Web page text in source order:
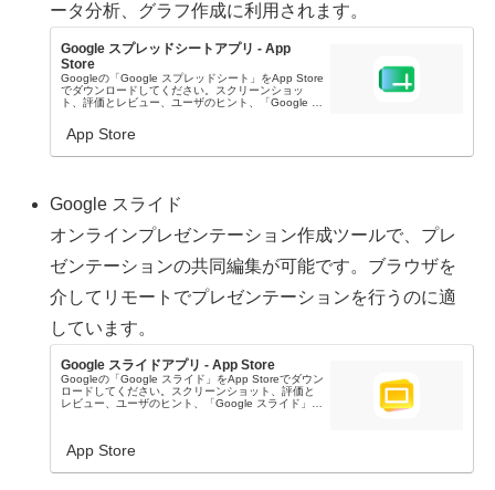
ータ分析、グラフ作成に利用されます。
Google スプレッドシートアプリ - App
Store
Googleの「Google スプレッドシート」をApp Store
でダウンロードしてください。スクリーンショッ
ト、評価とレビュー、ユーザのヒント、「Google ス
きます。
App Store
Google スライド
オンラインプレゼンテーション作成ツールで、プレ
ゼンテーションの共同編集が可能です。ブラウザを
介してリモートでプレゼンテーションを行うのに適
しています。
Google スライドアプリ - App Store
Googleの「Google スライド」をApp Storeでダウン
ロードしてください。スクリーンショット、評価と
レビュー、ユーザのヒント、「Google スライド」に
App Store